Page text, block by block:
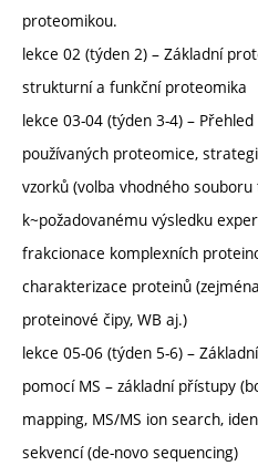
proteomikou.
lekce 02 (týden 2) – Základní
strukturní a funkční proteomika
lekce 03-04 (týden 3-4) –
používaných proteomice,
vzorků (volba vhodného
k~požadovanému výsledku
frakcionace komplexních
charakterizace proteinů
proteinové čipy, WB aj.)
lekce 05-06 (týden 5-6) –
pomocí MS – základní přístupy
mapping, MS/MS ion search,
sekvencí (de-novo sequencing)